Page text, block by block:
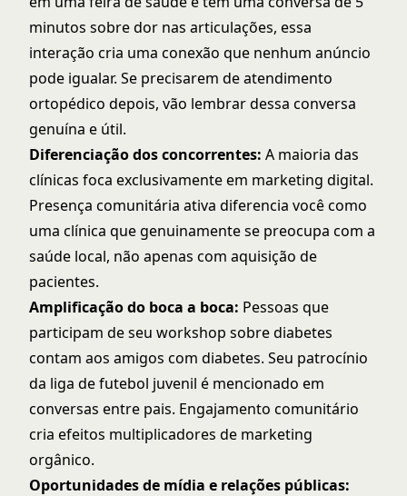
minutos sobre dor nas articulações, essa
interação cria uma conexão que nenhum anúncio
pode igualar. Se precisarem de atendimento
ortopédico depois, vão lembrar dessa conversa
genuína e útil.
Diferenciação dos concorrentes: A maioria das
clínicas foca exclusivamente em marketing digital.
Presença comunitária ativa diferencia você como
uma clínica que genuinamente se preocupa com a
saúde local, não apenas com aquisição de
pacientes.
Amplificação do boca a boca: Pessoas que
participam de seu workshop sobre diabetes
contam aos amigos com diabetes. Seu patrocínio
da liga de futebol juvenil é mencionado em
conversas entre pais. Engajamento comunitário
cria efeitos multiplicadores de marketing
orgânico.
Oportunidades de mídia e relações públicas: